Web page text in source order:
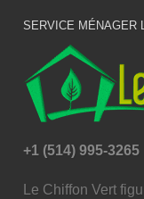
SERVICE MÉNAGER
+1 (514) 995-3265
Le Chiffon Vert